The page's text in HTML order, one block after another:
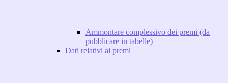
Ammontare complessivo dei premi (da
pubblicare in tabelle)
Dati relativi ai premi